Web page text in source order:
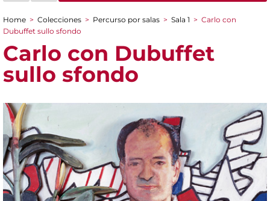
You are here
Home > Colecciones > Percurso por salas > Sala 1 > Carlo con
Dubuffet sullo sfondo
Carlo con Dubuffet
sullo sfondo